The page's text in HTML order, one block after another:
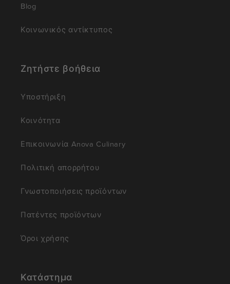
Blog
Κοινωνικός αντίκτυπος
Ζητήστε βοήθεια
Υποστήριξη
Κοινότητα
Επικοινωνία Anova Culinary
Πολιτική απορρήτου
Γνωστοποιήσεις προϊόντων
Πατέντες προϊόντων
Όροι χρήσης
Κατάστημα